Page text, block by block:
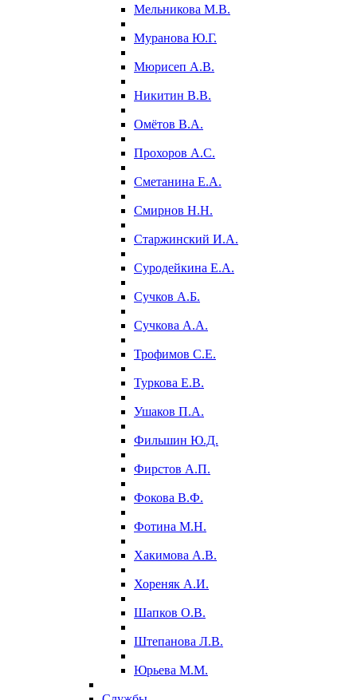
Мельникова М.В.
Муранова Ю.Г.
Мюрисеп А.В.
Никитин В.В.
Омётов В.А.
Прохоров А.С.
Сметанина Е.А.
Смирнов Н.Н.
Старжинский И.А.
Суродейкина Е.А.
Сучков А.Б.
Сучкова А.А.
Трофимов С.Е.
Туркова Е.В.
Ушаков П.А.
Фильшин Ю.Д.
Фирстов А.П.
Фокова В.Ф.
Фотина М.Н.
Хакимова А.В.
Хореняк А.И.
Шапков О.В.
Штепанова Л.В.
Юрьева М.М.